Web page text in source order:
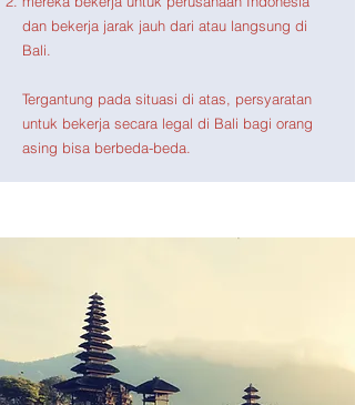
dan bekerja jarak jauh dari atau langsung di
Bali.
Tergantung pada situasi di atas, persyaratan
untuk bekerja secara legal di Bali bagi orang
asing bisa berbeda-beda.